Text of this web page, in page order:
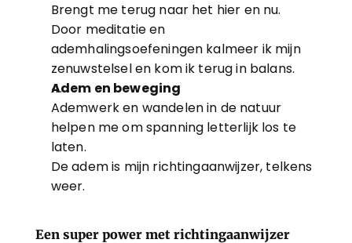
Brengt me terug naar het hier en nu.
Door meditatie en
ademhalingsoefeningen kalmeer ik mijn
zenuwstelsel en kom ik terug in balans.
Adem en beweging
Ademwerk en wandelen in de natuur
helpen me om spanning letterlijk los te
laten.
De adem is mijn richtingaanwijzer, telkens
weer.
Een super power met richtingaanwijzer